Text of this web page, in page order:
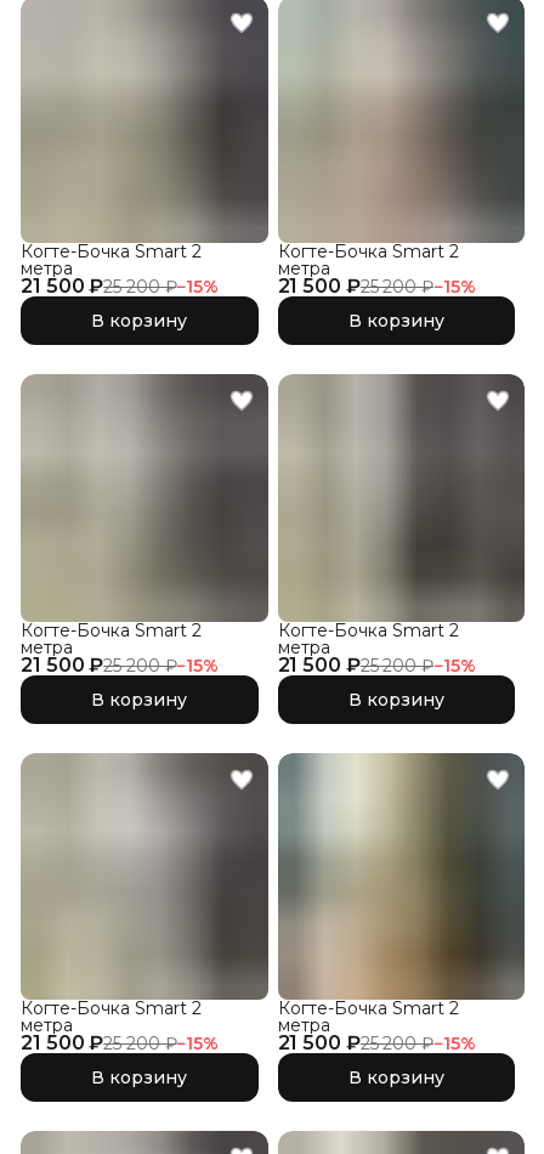
21 500 ₽25 200 ₽−15%
Когте-Бочка Smart 2
метра
В корзину
21 500 ₽25 200 ₽−15%
Когте-Бочка Smart 2
метра
В корзину
21 500 ₽25 200 ₽−15%
Когте-Бочка Smart 2
метра
В корзину
21 500 ₽25 200 ₽−15%
Когте-Бочка Smart 2
метра
В корзину
21 500 ₽25 200 ₽−15%
Когте-Бочка Smart 2
метра
В корзину
21 500 ₽25 200 ₽−15%
Когте-Бочка Smart 2
метра
В корзину